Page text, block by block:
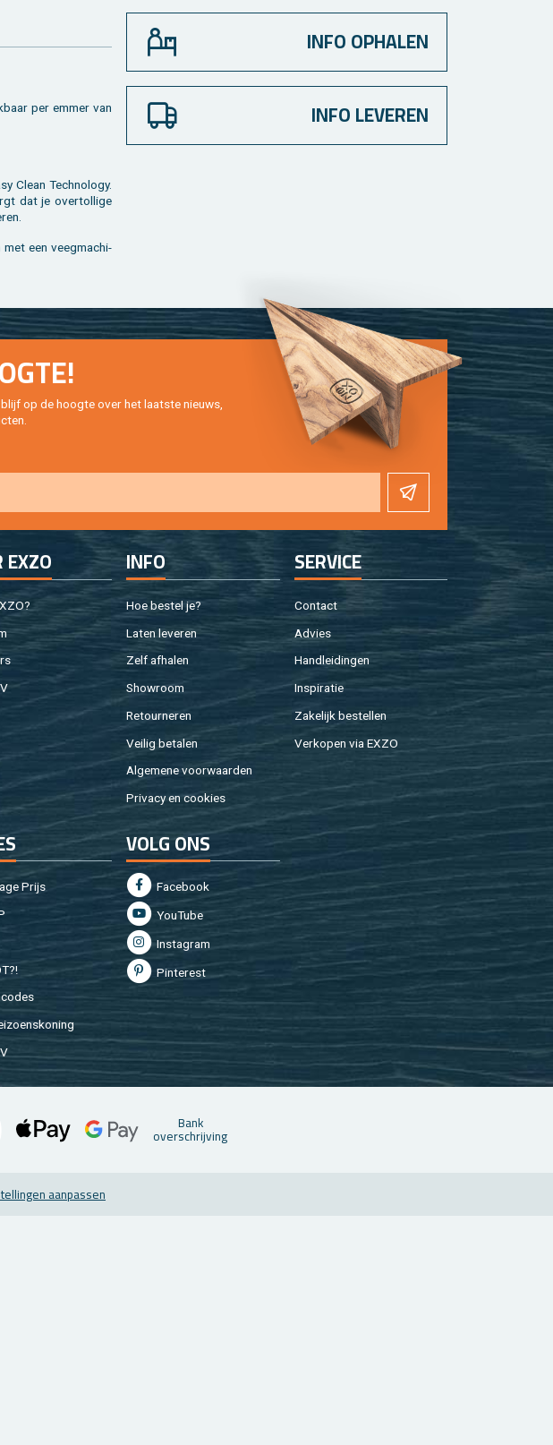
per emmer van
Clean Tech­no­lo­gy.
dat je over­tol­li­ge
met een veeg­ma­chi­
INFO OPHALEN
INFO LEVEREN
op de hoog­te over het laat­ste nieuws,
EXZO INFO
Hoe be­stel je?
Laten le­ve­ren
Zelf af­ha­len
Show­room
Re­tour­ne­ren
Vei­lig be­ta­len
Al­ge­me­ne voor­waar­den
Pri­va­cy en coo­kies
SER­VI­CE
Con­tact
Ad­vies
Hand­lei­din­gen
In­spi­ra­tie
Za­ke­lijk be­stel­len
Ver­ko­pen via EXZO
Prijs
VOLG ONS
Fa­cebook
You­Tu­be
In­st­agram
Pin­te­rest
Bank
over­schrij­ving
aan­pas­sen